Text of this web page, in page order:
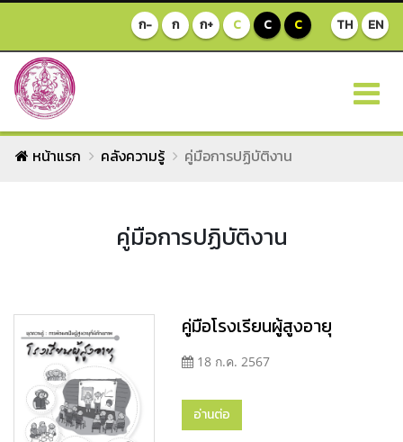
TH EN
ก- ก ก+ C C C
หน้าแรก คลังความรู้ คู่มือการปฏิบัติงาน
คู่มือการปฏิบัติงาน
คู่มือโรงเรียนผู้สูงอายุ
18 ก.ค. 2567
อ่านต่อ